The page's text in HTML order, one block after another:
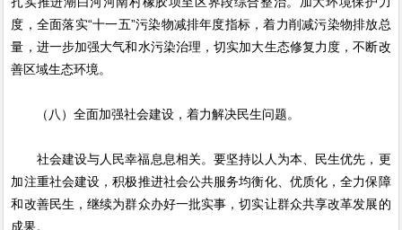
度，全面落实“十一五”污染物减排年度指标，着力削减污染物排放总
量，进一步加强大气和水污染治理，切实加大生态修复力度，不断改
善区域生态环境。
（八）全面加强社会建设，着力解决民生问题。
社会建设与人民幸福息息相关。要坚持以人为本、民生优先，更
加注重社会建设，积极推进社会公共服务均衡化、优质化，全力保障
和改善民生，继续为群众办好一批实事，切实让群众共享改革发展的
成果。